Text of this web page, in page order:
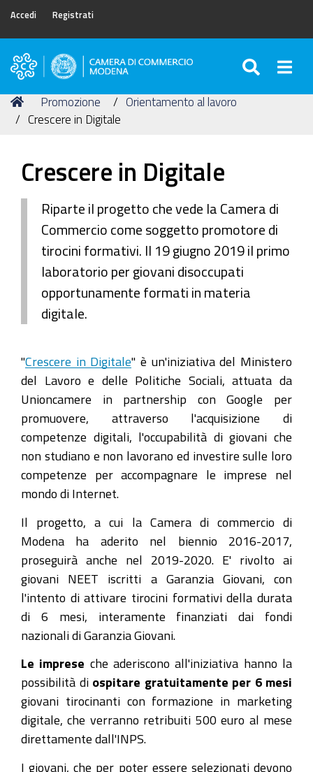
Accedi Registrati
Camera
Commercio
di
Tu
sei
Home
Promozione
Orientamento al lavoro
Crescere in Digitale
Crescere in Digitale
Riparte il progetto che vede la Camera di
Commercio come soggetto promotore di
tirocini formativi. Il 19 giugno 2019 il primo
laboratorio per giovani disoccupati
opportunamente formati in materia
digitale.
"Crescere in Digitale" è un'iniziativa del Ministero
del Lavoro e delle Politiche Sociali, attuata da
Unioncamere in partnership con Google per
promuovere, attraverso l'acquisizione di
competenze digitali, l'occupabilità di giovani che
non studiano e non lavorano ed investire sulle loro
competenze per accompagnare le imprese nel
mondo di Internet.
Il progetto, a cui la Camera di commercio di
Modena ha aderito nel biennio 2016-2017,
proseguirà anche nel 2019-2020. E' rivolto ai
giovani NEET iscritti a Garanzia Giovani, con
l'intento di attivare tirocini formativi della durata
di 6 mesi, interamente finanziati dai fondi
nazionali di Garanzia Giovani.
Le imprese che aderiscono all'iniziativa hanno la
possibilità di ospitare gratuitamente per 6 mesi
giovani tirocinanti con formazione in marketing
digitale, che verranno retribuiti 500 euro al mese
direttamente dall'INPS.
I giovani, che per poter essere selezionati devono